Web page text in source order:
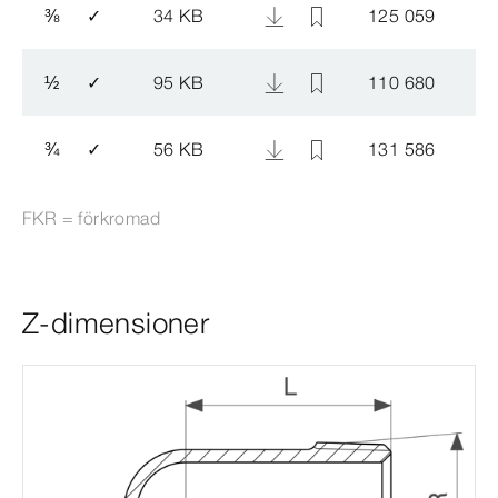
⅜ ✓ 34 KB 125 059
½ ✓ 95 KB 110 680
¾ ✓ 56 KB 131 586
FKR = förkromad
Z-dimensioner